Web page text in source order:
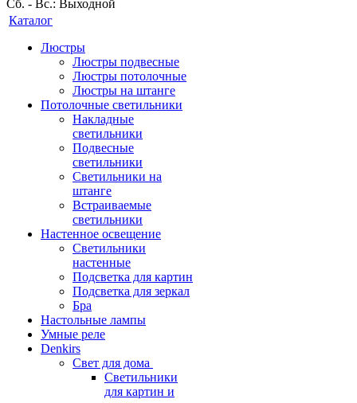
Сб. - Вс.: Выходной
Каталог
Люстры
Люстры подвесные
Люстры потолочные
Люстры на штанге
Потолочные светильники
Накладные
светильники
Подвесные
светильники
Светильники на
штанге
Встраиваемые
светильники
Настенное освещение
Светильники
настенные
Подсветка для картин
Подсветка для зеркал
Бра
Настольные лампы
Умные реле
Denkirs
Свет для дома
Светильники
для картин и